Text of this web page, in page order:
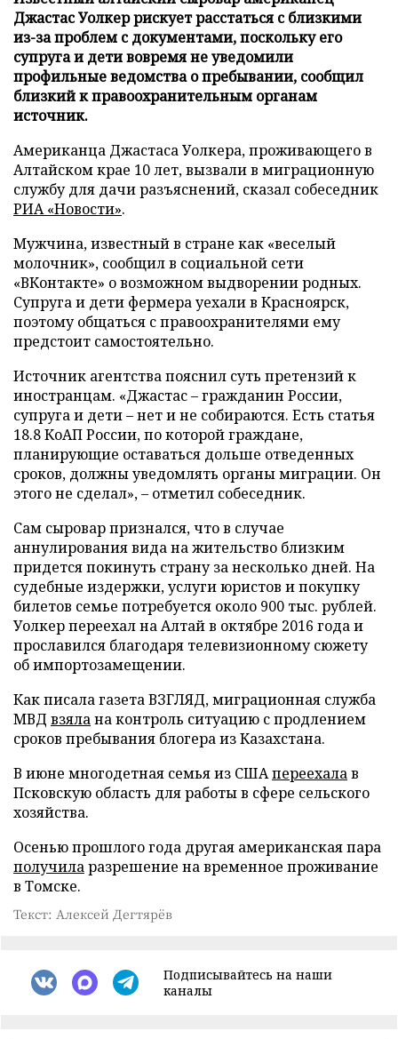
Джастас Уолкер рискует расстаться с близкими
из-за проблем с документами, поскольку его
супруга и дети вовремя не уведомили
профильные ведомства о пребывании, сообщил
близкий к правоохранительным органам
источник.
Американца Джастаса Уолкера, проживающего в
Алтайском крае 10 лет, вызвали в миграционную
службу для дачи разъяснений, сказал собеседник
РИА «Новости».
Мужчина, известный в стране как «веселый
молочник», сообщил в социальной сети
«ВКонтакте» о возможном выдворении родных.
Супруга и дети фермера уехали в Красноярск,
поэтому общаться с правоохранителями ему
предстоит самостоятельно.
Источник агентства пояснил суть претензий к
иностранцам. «Джастас – гражданин России,
супруга и дети – нет и не собираются. Есть статья
18.8 КоАП России, по которой граждане,
планирующие оставаться дольше отведенных
сроков, должны уведомлять органы миграции. Он
этого не сделал», – отметил собеседник.
Сам сыровар признался, что в случае
аннулирования вида на жительство близким
придется покинуть страну за несколько дней. На
судебные издержки, услуги юристов и покупку
билетов семье потребуется около 900 тыс. рублей.
Уолкер переехал на Алтай в октябре 2016 года и
прославился благодаря телевизионному сюжету
об импортозамещении.
Как писала газета ВЗГЛЯД, миграционная служба
МВД взялана контроль ситуацию с продлением
сроков пребывания блогера из Казахстана.
В июне многодетная семья из СШАпереехалав
Псковскую область для работы в сфере сельского
хозяйства.
Осенью прошлого года другая американская пара
получиларазрешение на временное проживание
в Томске.
Текст: Алексей Дегтярёв
Подписывайтесь на наши
каналы